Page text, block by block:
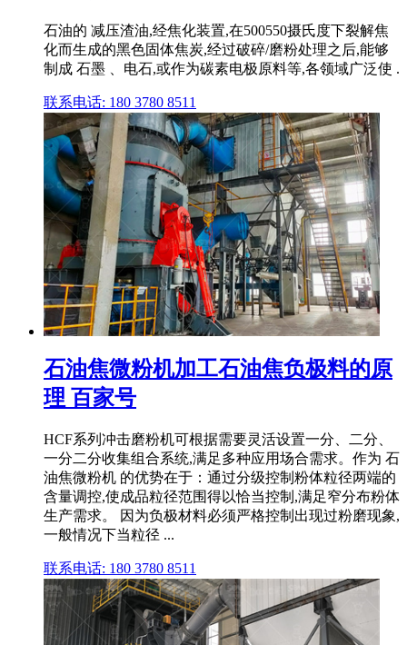
石油的 减压渣油,经焦化装置,在500550摄氏度下裂解焦
化而生成的黑色固体焦炭,经过破碎/磨粉处理之后,能够
制成 石墨 、电石,或作为碳素电极原料等,各领域广泛使 .
联系电话: 180 3780 8511
石油焦微粉机加工石油焦负极料的原
理 百家号
HCF系列冲击磨粉机可根据需要灵活设置一分、二分、
一分二分收集组合系统,满足多种应用场合需求。作为 石
油焦微粉机 的优势在于：通过分级控制粉体粒径两端的
含量调控,使成品粒径范围得以恰当控制,满足窄分布粉体
生产需求。 因为负极材料必须严格控制出现过粉磨现象,
一般情况下当粒径 ...
联系电话: 180 3780 8511